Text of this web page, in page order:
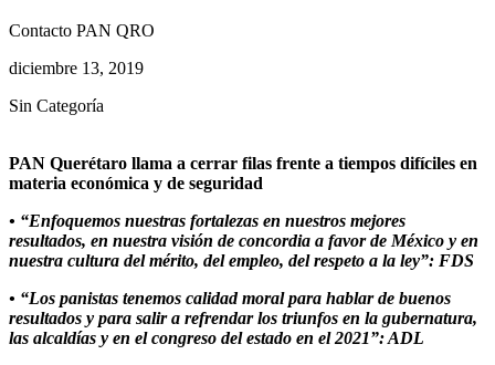
Contacto PAN QRO
diciembre 13, 2019
Sin Categoría
PAN Querétaro llama a cerrar filas frente a tiempos difíciles en
materia económica y de seguridad
• “Enfoquemos nuestras fortalezas en nuestros mejores
resultados, en nuestra visión de concordia a favor de México y en
nuestra cultura del mérito, del empleo, del respeto a la ley”: FDS
• “Los panistas tenemos calidad moral para hablar de buenos
resultados y para salir a refrendar los triunfos en la gubernatura,
las alcaldías y en el congreso del estado en el 2021”: ADL